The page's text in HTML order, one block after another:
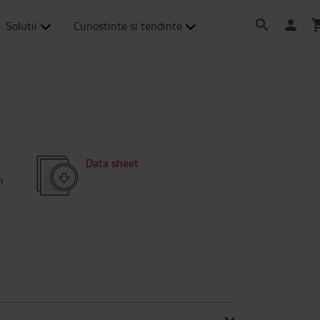
Solutii Cunostinte si tendinte
Data sheet